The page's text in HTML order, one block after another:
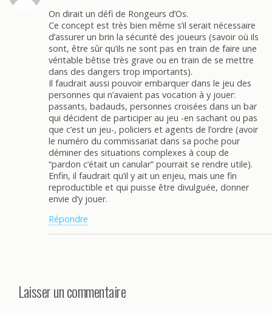
On dirait un défi de Rongeurs d’Os.
Ce concept est très bien même s’il serait nécessaire
d’assurer un brin la sécurité des joueurs (savoir où ils
sont, être sûr qu’ils ne sont pas en train de faire une
véritable bêtise très grave ou en train de se mettre
dans des dangers trop importants).
Il faudrait aussi pouvoir embarquer dans le jeu des
personnes qui n’avaient pas vocation à y jouer:
passants, badauds, personnes croisées dans un bar
qui décident de participer au jeu -en sachant ou pas
que c’est un jeu-, policiers et agents de l’ordre (avoir
le numéro du commissariat dans sa poche pour
déminer des situations complexes à coup de
“pardon c’était un canular” pourrait se rendre utile).
Enfin, il faudrait qu’il y ait un enjeu, mais une fin
reproductible et qui puisse être divulguée, donner
envie d’y jouer.
Répondre
Laisser un commentaire